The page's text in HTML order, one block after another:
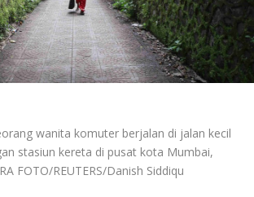
wanita komuter berjalan di jalan kecil
stasiun kereta di pusat kota Mumbai,
FOTO/REUTERS/Danish Siddiqu